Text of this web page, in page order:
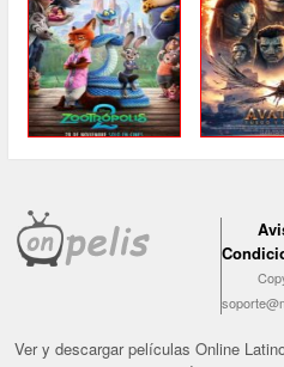
Ver y descargar películas Online